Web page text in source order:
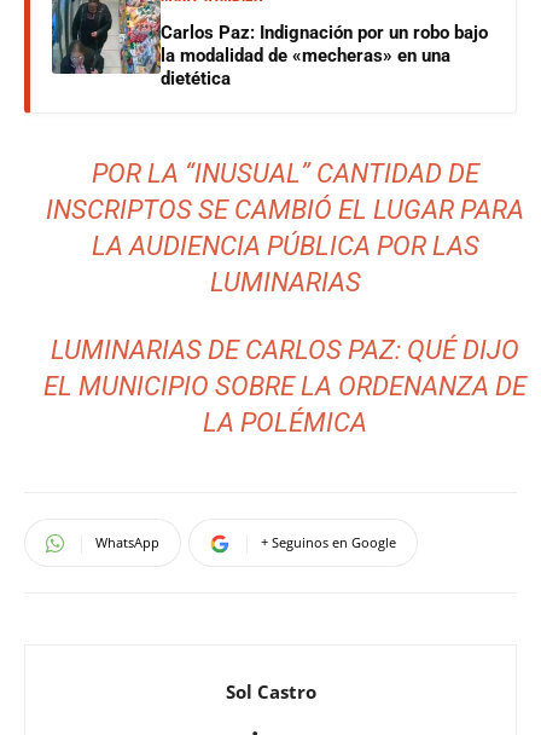
Carlos Paz: Indignación por un robo bajo
la modalidad de «mecheras» en una
dietética
POR LA “INUSUAL” CANTIDAD DE
INSCRIPTOS SE CAMBIÓ EL LUGAR PARA
LA AUDIENCIA PÚBLICA POR LAS
LUMINARIAS
LUMINARIAS DE CARLOS PAZ: QUÉ DIJO
EL MUNICIPIO SOBRE LA ORDENANZA DE
LA POLÉMICA
WhatsApp + Seguinos en Google
Sol Castro